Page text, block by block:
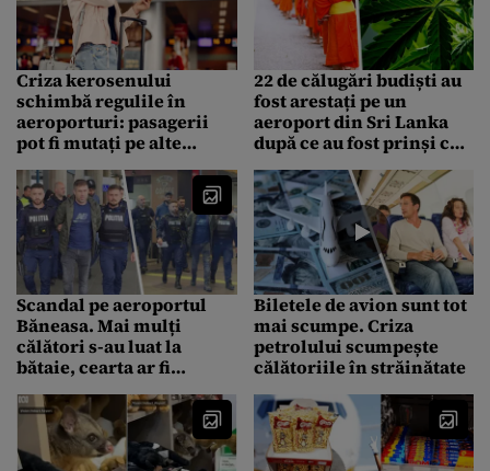
Criza kerosenului
schimbă regulile în
aeroporturi: pasagerii
pot fi mutați pe alte
economisi combustibil
22 de călugări budiști au
fost arestați pe un
aeroport din Sri Lanka
după ce au fost prinși cu
bagaje
Scandal pe aeroportul
Băneasa. Mai mulți
călători s-au luat la
bătaie, cearta ar fi
Biletele de avion sunt tot
mai scumpe. Criza
petrolului scumpește
călătoriile în străinătate